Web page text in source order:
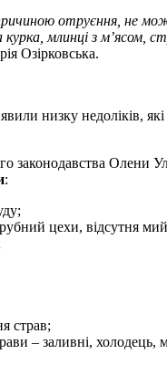
отруєння, не
млинці з м’ясом,
Озірковська.
низку недоліків,
Олени
:
цехи, відсутня
страв;
– заливні,